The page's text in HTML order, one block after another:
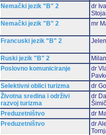
Nemački jezik "B" 2
dr
Nemački jezik "B" 2 mr
Francuski jezik "B" 2
Ruski jezik "B" 2
Poslovno komuniciranje
dr
Selektivni oblici turizma
dr
Životna sredina i održivi
razvoj turizma
dr
Preduzetništvo
dr
Preduzetništvo
dr